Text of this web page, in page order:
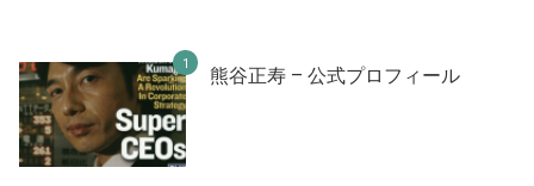
熊谷正寿 – 公式プロフィール